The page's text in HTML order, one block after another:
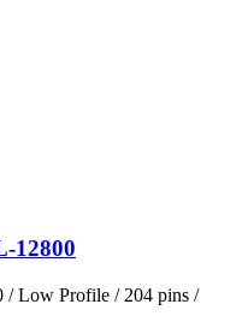
12800
Low Profile / 204 pins /